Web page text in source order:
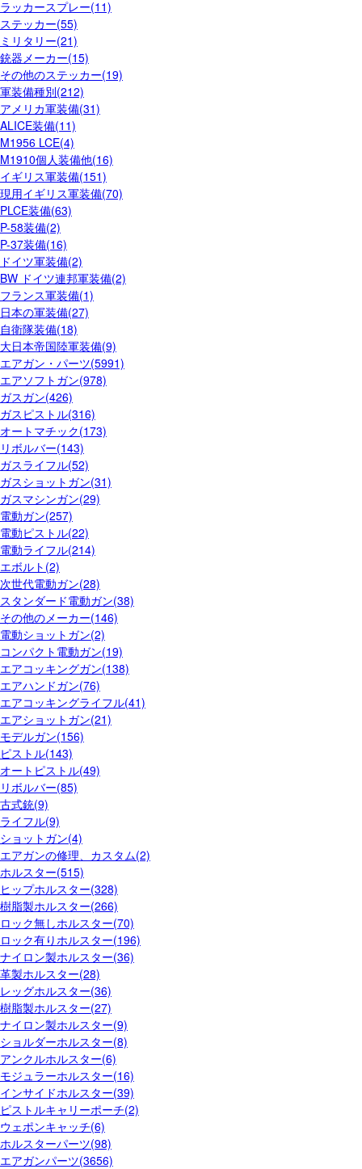
ラッカースプレー(11)
ステッカー(55)
ミリタリー(21)
銃器メーカー(15)
その他のステッカー(19)
軍装備種別(212)
アメリカ軍装備(31)
ALICE装備(11)
M1956 LCE(4)
M1910個人装備他(16)
イギリス軍装備(151)
現用イギリス軍装備(70)
PLCE装備(63)
P-58装備(2)
P-37装備(16)
ドイツ軍装備(2)
BW ドイツ連邦軍装備(2)
フランス軍装備(1)
日本の軍装備(27)
自衛隊装備(18)
大日本帝国陸軍装備(9)
エアガン・パーツ(5991)
エアソフトガン(978)
ガスガン(426)
ガスピストル(316)
オートマチック(173)
リボルバー(143)
ガスライフル(52)
ガスショットガン(31)
ガスマシンガン(29)
電動ガン(257)
電動ピストル(22)
電動ライフル(214)
エボルト(2)
次世代電動ガン(28)
スタンダード電動ガン(38)
その他のメーカー(146)
電動ショットガン(2)
コンパクト電動ガン(19)
エアコッキングガン(138)
エアハンドガン(76)
エアコッキングライフル(41)
エアショットガン(21)
モデルガン(156)
ピストル(143)
オートピストル(49)
リボルバー(85)
古式銃(9)
ライフル(9)
ショットガン(4)
エアガンの修理、カスタム(2)
ホルスター(515)
ヒップホルスター(328)
樹脂製ホルスター(266)
ロック無しホルスター(70)
ロック有りホルスター(196)
ナイロン製ホルスター(36)
革製ホルスター(28)
レッグホルスター(36)
樹脂製ホルスター(27)
ナイロン製ホルスター(9)
ショルダーホルスター(8)
アンクルホルスター(6)
モジュラーホルスター(16)
インサイドホルスター(39)
ピストルキャリーポーチ(2)
ウェポンキャッチ(6)
ホルスターパーツ(98)
エアガンパーツ(3656)